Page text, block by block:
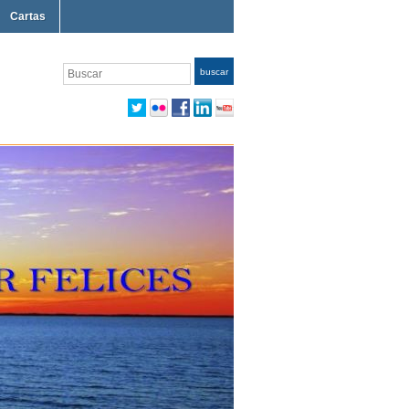
Cartas
Buscar buscar